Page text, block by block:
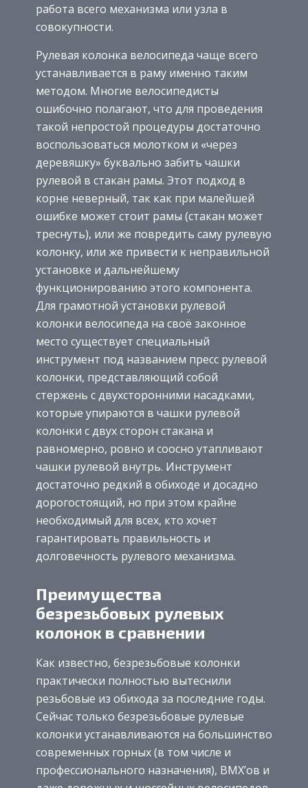
работа всего механизма или узла в
совокупности.
Рулевая колонка велосипеда чаще всего
устанавливается в раму именно таким
методом. Многие велосипедисты
ошибочно полагают, что для проведения
такой непростой процедуры достаточно
воспользоваться молотком и «через
деревяшку» буквально забить чашки
рулевой в стакан рамы. Этот подход в
корне неверный, так как при малейшей
ошибке может стоит рамы (стакан может
треснуть), или же повредить саму рулевую
колонку, или же привести к неправильной
установке и дальнейшему
функционированию этого компонента.
Для грамотной установки рулевой
колонки велосипеда на своё законное
место существует специальный
инструмент под названием пресс рулевой
колонки, представляющий собой
стержень с двухсторонними насадками,
которые упираются в чашки рулевой
колонки с двух сторон стакана и
равномерно, ровно и соосно утапливают
чашки рулевой внутрь. Инструмент
достаточно редкий в обиходе и досадно
дорогостоящий, но при этом крайне
необходимый для всех, кто хочет
гарантировать правильность и
долговечность рулевого механизма.
Преимущества
безрезьбовых рулевых
колонок в сравнении
Как известно, безрезьбовые колонки
практически полностью вытеснили
резьбовые из обихода за последние годы.
Сейчас только безрезьбовые рулевые
колонки устанавливаются на большинство
современных горных (в том числе и
профессионального назначения), BMX’ов и